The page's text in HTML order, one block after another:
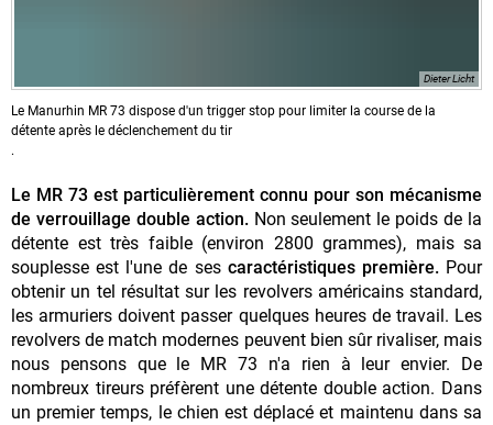
Dieter Licht
Le Manurhin MR 73 dispose d'un trigger stop pour limiter la course de la
détente après le déclenchement du tir
.
Le MR 73 est particulièrement connu pour son mécanisme
de verrouillage double action.Non seulement le poids de la
détente est très faible (environ 2800 grammes), mais sa
souplesse est l'une de ses caractéristiques première.Pour
obtenir un tel résultat sur les revolvers américains standard,
les armuriers doivent passer quelques heures de travail. Les
revolvers de match modernes peuvent bien sûr rivaliser, mais
nous pensons que le MR 73 n'a rien à leur envier. De
nombreux tireurs préfèrent une détente double action. Dans
un premier temps, le chien est déplacé et maintenu dans sa